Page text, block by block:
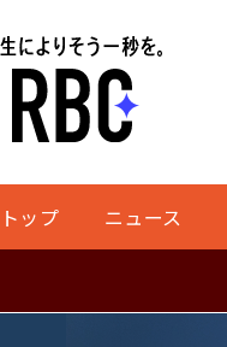
トップ ニュース